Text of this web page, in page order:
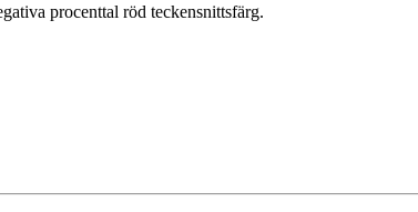
procenttal röd teckensnittsfärg.